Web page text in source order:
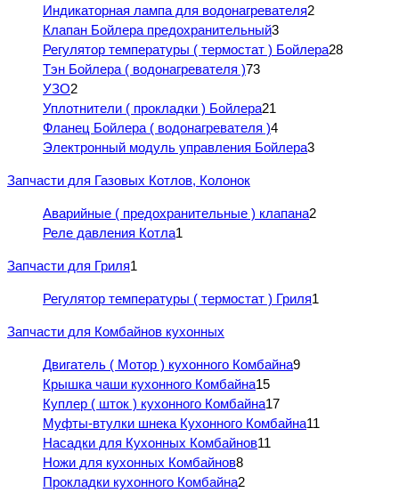
Индикаторная лампа для водонагревателя2
Клапан Бойлера предохранительный3
Регулятор температуры ( термостат ) Бойлера28
Тэн Бойлера ( водонагревателя )73
УЗО2
Уплотнители ( прокладки ) Бойлера21
Фланец Бойлера ( водонагревателя )4
Электронный модуль управления Бойлера3
Запчасти для Газовых Котлов, Колонок
Аварийные ( предохранительные ) клапана2
Реле давления Котла1
Запчасти для Гриля1
Регулятор температуры ( термостат ) Гриля1
Запчасти для Комбайнов кухонных
Двигатель ( Мотор ) кухонного Комбайна9
Крышка чаши кухонного Комбайна15
Куплер ( шток ) кухонного Комбайна17
Муфты-втулки шнека Кухонного Комбайна11
Насадки для Кухонных Комбайнов11
Ножи для кухонных Комбайнов8
Прокладки кухонного Комбайна2